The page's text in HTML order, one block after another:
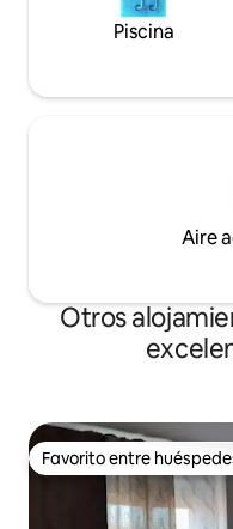
Piscina
Aire
Otros
Favorito entre
Favorito entre